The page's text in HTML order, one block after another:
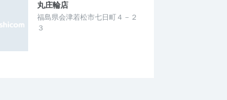
丸庄輪店
福島県会津若松市七日町４－２
３